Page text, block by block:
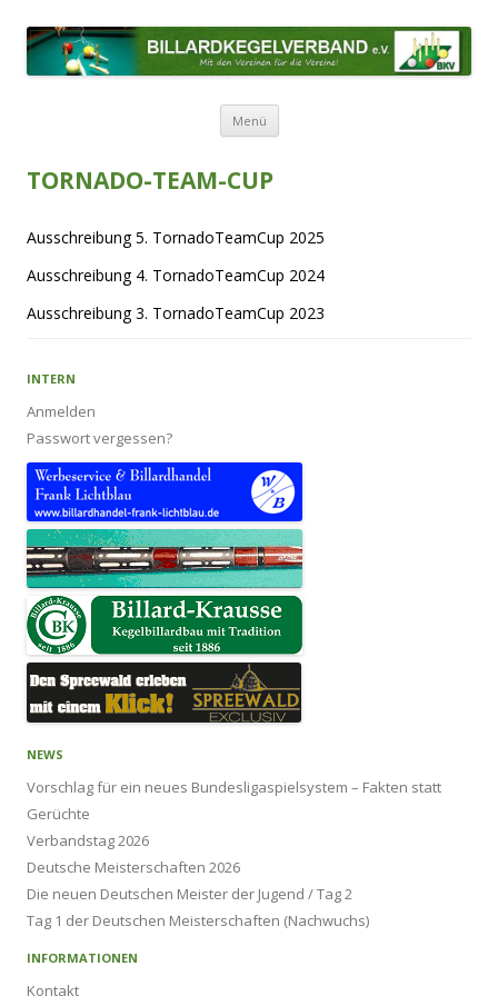
Menü Zum Inhalt springen
TORNADO-TEAM-CUP
Ausschreibung 5. TornadoTeamCup 2025
Ausschreibung 4. TornadoTeamCup 2024
Ausschreibung 3. TornadoTeamCup 2023
INTERN
Anmelden
Passwort vergessen?
NEWS
Vorschlag für ein neues Bundesligaspielsystem – Fakten statt
Gerüchte
Verbandstag 2026
Deutsche Meisterschaften 2026
Die neuen Deutschen Meister der Jugend / Tag 2
Tag 1 der Deutschen Meisterschaften (Nachwuchs)
INFORMATIONEN
Kontakt